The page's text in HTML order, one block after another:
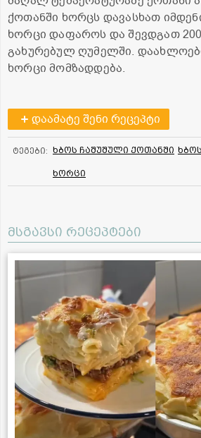
ქოთანში ხორცს დავასხათ
ხორცი დაფაროს და შევდგათ
გახურებულ ღუმელში.
ხორცი მომზადდება.
დაამატე შენი რეცეპტი
ტეგები: ხბოს ჩაშუშული ქოთანში
ხორცი
მსგავსი რეცეპტები